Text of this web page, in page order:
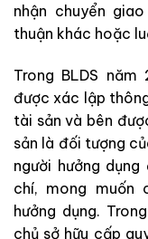
nhận chuyển
thuận khác hoặc
Trong BLDS năm
được xác lập
tài sản và bên
sản là đối tượng
người hưởng
chí, mong muốn
hưởng dụng.
chủ sở hữu cấp